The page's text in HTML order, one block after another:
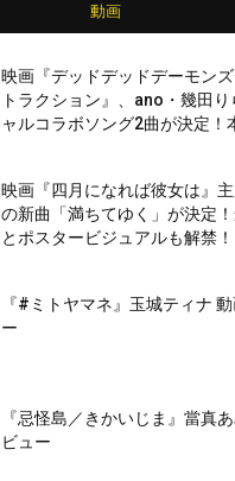
動画
映画『デッドデッドデーモン
トラクション』、ano・幾田
ャルコラボソング2曲が決定！
映画『四月になれば彼女は』
の新曲「満ちてゆく」が決定
とポスタービジュアルも解禁！
『#ミトヤマネ』玉城ティナ
ー
『忌怪島／きかいじま』當真
ビュー